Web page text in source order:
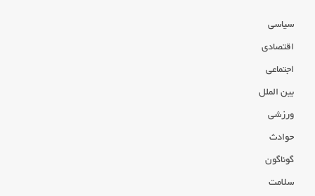
سیاسی
اقتصادی
اجتماعی
بین الملل
ورزشی
حوادث
گوناگون
سلامت